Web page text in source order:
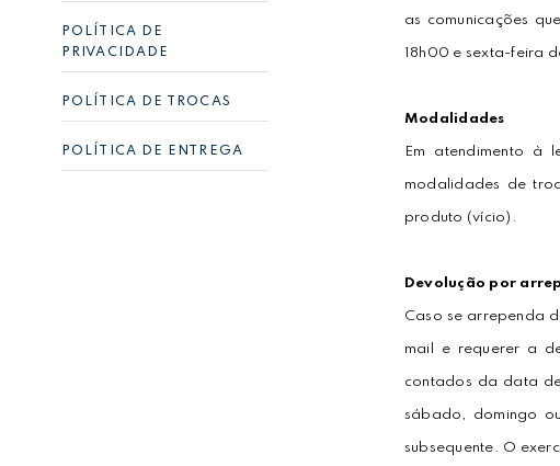
POLÍTICA DE
PRIVACIDADE
POLÍTICA DE TROCAS
POLÍTICA DE ENTREGA
as comunicações
18h00 e sexta-feira
Modalidades
Em atendimento à
modalidades de
produto (vício).
Devolução por
Caso se arrependa
mail e requerer a
contados da data
sábado, domingo
subsequente. O